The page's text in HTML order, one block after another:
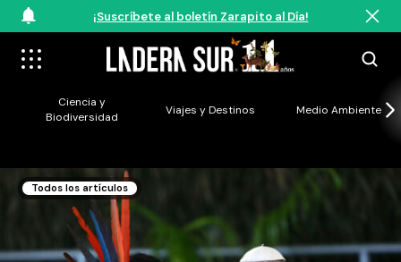
¡Suscríbete al boletín Zarapito al Día!
Ciencia y
Biodiversidad
Viajes y Destinos Medio Ambiente
Todos los artículos